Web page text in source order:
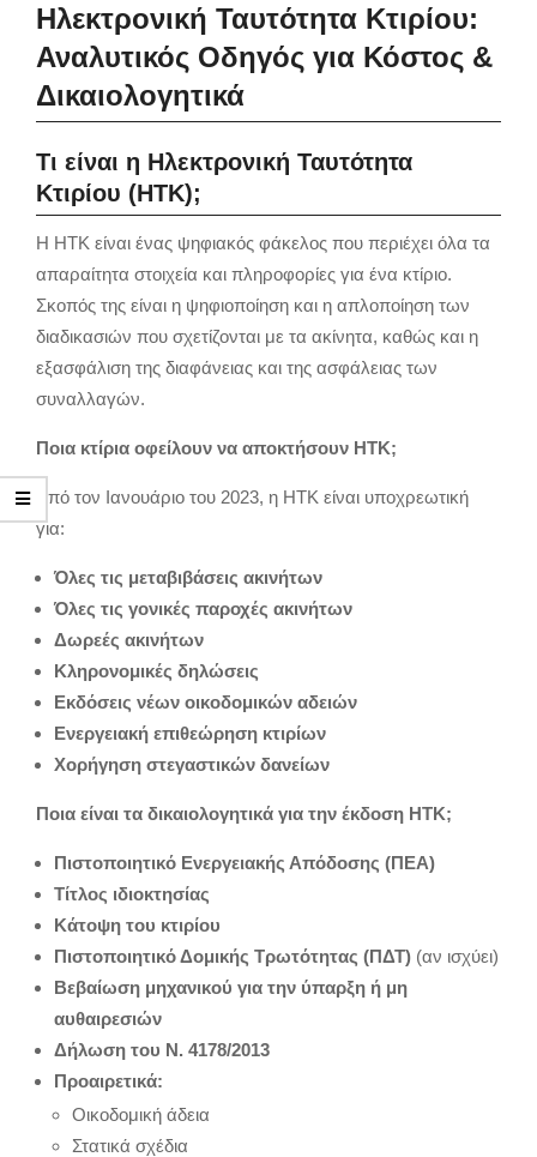
Ηλεκτρονική Ταυτότητα Κτιρίου:
Αναλυτικός Οδηγός για Κόστος &
Δικαιολογητικά
Τι είναι η Ηλεκτρονική Ταυτότητα
Κτιρίου (ΗΤΚ);
Η ΗΤΚ είναι ένας ψηφιακός φάκελος που περιέχει όλα τα
απαραίτητα στοιχεία και πληροφορίες για ένα κτίριο.
Σκοπός της είναι η ψηφιοποίηση και η απλοποίηση των
διαδικασιών που σχετίζονται με τα ακίνητα, καθώς και η
εξασφάλιση της διαφάνειας και της ασφάλειας των
συναλλαγών.
Ποια κτίρια οφείλουν να αποκτήσουν ΗΤΚ;
Από τον Ιανουάριο του 2023, η ΗΤΚ είναι υποχρεωτική
για:
Όλες τις μεταβιβάσεις ακινήτων
Όλες τις γονικές παροχές ακινήτων
Δωρεές ακινήτων
Κληρονομικές δηλώσεις
Εκδόσεις νέων οικοδομικών αδειών
Ενεργειακή επιθεώρηση κτιρίων
Χορήγηση στεγαστικών δανείων
Ποια είναι τα δικαιολογητικά για την έκδοση ΗΤΚ;
Πιστοποιητικό Ενεργειακής Απόδοσης (ΠΕΑ)
Τίτλος ιδιοκτησίας
Κάτοψη του κτιρίου
Πιστοποιητικό Δομικής Τρωτότητας (ΠΔΤ) (αν ισχύει)
Βεβαίωση μηχανικού για την ύπαρξη ή μη
αυθαιρεσιών
Δήλωση του Ν. 4178/2013
Προαιρετικά:
Οικοδομική άδεια
Στατικά σχέδια